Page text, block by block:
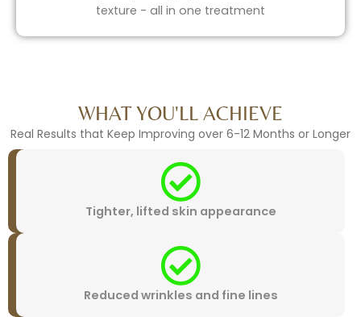
texture - all in one treatment
WHAT YOU'LL ACHIEVE
Real Results that Keep Improving over 6-12
Tighter, lifted skin appearance
Reduced wrinkles and fine lines